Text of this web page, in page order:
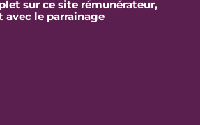
sur ce site rémunérateur,
avec le parrainage